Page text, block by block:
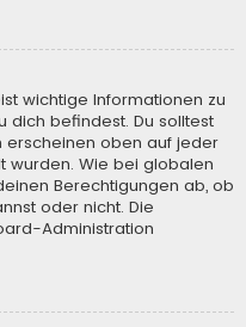
wichtige Informationen zu
dich befindest. Du solltest
erscheinen oben auf jeder
wurden. Wie bei globalen
Berechtigungen ab, ob
oder nicht. Die
Administration